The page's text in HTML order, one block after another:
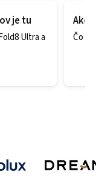
je tu
Ultra a
Ako
Čo